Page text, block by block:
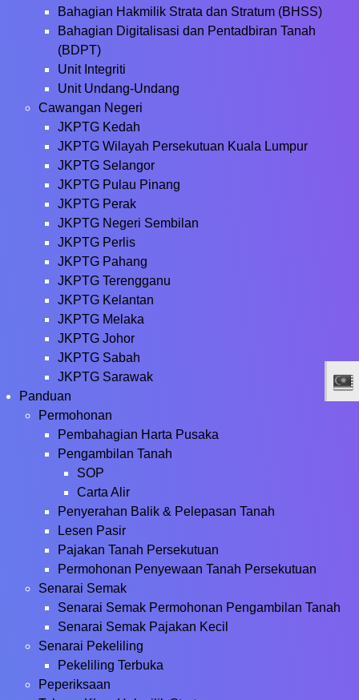
Bahagian Hakmilik Strata dan Stratum (BHSS)
Bahagian Digitalisasi dan Pentadbiran Tanah
(BDPT)
Unit Integriti
Unit Undang-Undang
Cawangan Negeri
JKPTG Kedah
JKPTG Wilayah Persekutuan Kuala Lumpur
JKPTG Selangor
JKPTG Pulau Pinang
JKPTG Perak
JKPTG Negeri Sembilan
JKPTG Perlis
JKPTG Pahang
JKPTG Terengganu
JKPTG Kelantan
JKPTG Melaka
JKPTG Johor
JKPTG Sabah
JKPTG Sarawak
Panduan
Permohonan
Pembahagian Harta Pusaka
Pengambilan Tanah
SOP
Carta Alir
Penyerahan Balik & Pelepasan Tanah
Lesen Pasir
Pajakan Tanah Persekutuan
Permohonan Penyewaan Tanah Persekutuan
Senarai Semak
Senarai Semak Permohonan Pengambilan Tanah
Senarai Semak Pajakan Kecil
Senarai Pekeliling
Pekeliling Terbuka
Peperiksaan